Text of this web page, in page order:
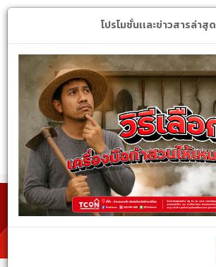
หมวดหมู่สินค้า
รายละเอียดสินค้า
โปรโมชั่นเเละข่าวสารล่าสุด